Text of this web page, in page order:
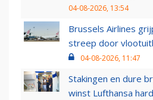
04-08-2026, 13:54
Brussels Airlines
streep door
04-08-2026, 11:47
Stakingen en dure
winst Lufthansa